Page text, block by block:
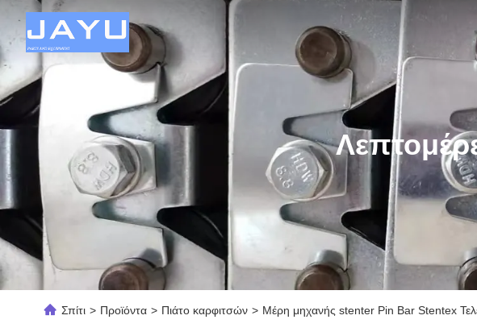
Σπίτι > Προϊόντα > Πιάτο καρφιτσών > Μέρη μηχανής stenter Pin Bar Stentex